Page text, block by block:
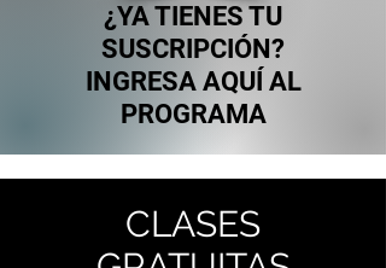
¿YA TIENES TU
SUSCRIPCIÓN?
INGRESA AQUÍ AL
PROGRAMA
CLASES